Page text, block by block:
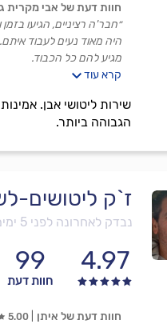
שירות ליטושי אבן.
הגבוהה ביותר.
חוות דעת של אבי מקרית
״חבר'ה רציניים, הגיעו
היה מאוד נעים לעבוד איתם.
מגיע להם כל הכבוד.
אנחנו מאוד מרוצים!״
קרא עוד
ז`ק ליטושים-
נבדק לאחרונה לפני 5 ימים
4.97
99
חוות דעת
חוות דעת של איתן 5.00